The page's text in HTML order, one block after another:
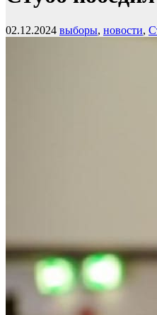
02.12.2024 выборы, новости,